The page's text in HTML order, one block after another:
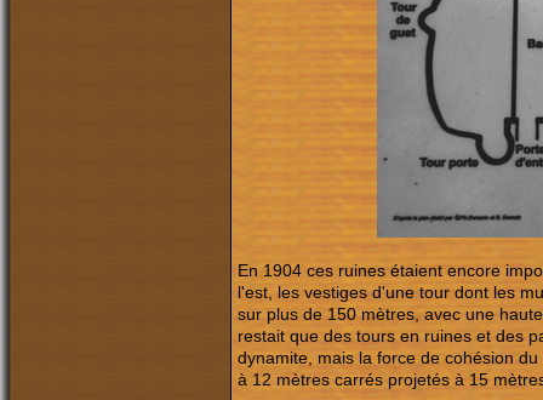
En 1904 ces ruines étaient encore
l'est, les vestiges d'une tour dont les
sur plus de 150 mètres, avec une
restait que des tours en ruines et des
dynamite, mais la force de cohésion
à 12 mètres carrés projetés à 15